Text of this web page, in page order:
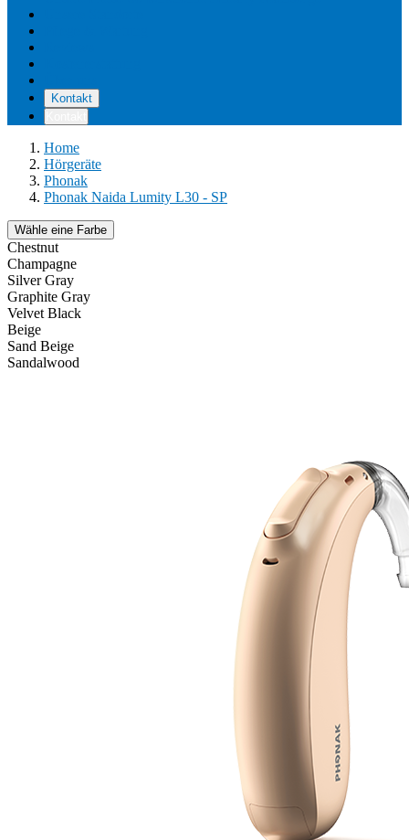
Kontakt
Home
Hörgeräte
Phonak
Phonak Naida Lumity L30 - SP
Wähle eine Farbe
Chestnut
Champagne
Silver Gray
Graphite Gray
Velvet Black
Beige
Sand Beige
Sandalwood